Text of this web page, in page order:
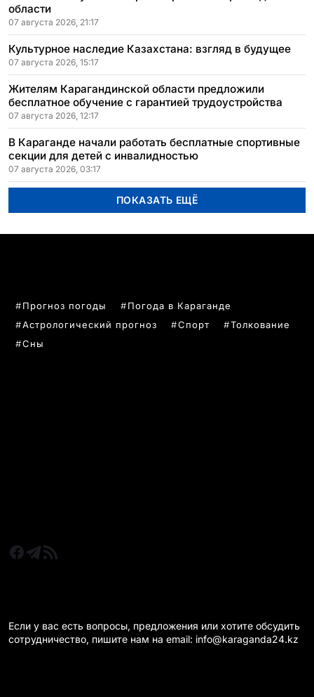
области
07 августа 2026, 21:17
Культурное наследие Казахстана: взгляд в будущее
07 августа 2026, 15:17
Жителям Карагандинской области предложили
бесплатное обучение с гарантией трудоустройства
07 августа 2026, 12:17
В Караганде начали работать бесплатные спортивные
секции для детей с инвалидностью
07 августа 2026, 03:17
ПОКАЗАТЬ ЕЩЁ
Прогноз погоды
Погода в Караганде
Астрологический прогноз
Спорт
Толкование
Сны
Если у вас есть вопросы, предложения или хотите обсудить
сотрудничество, пишите нам на email: info@karaganda24.kz